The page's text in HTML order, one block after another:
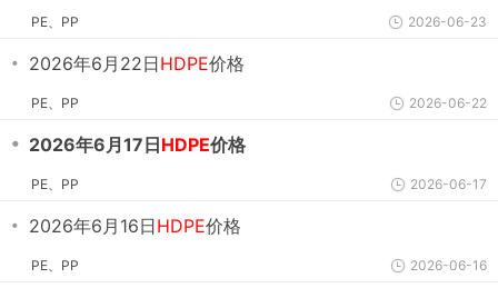
PE、PP 2026-06-23
・ 2026年6月22日HDPE价格
PE、PP 2026-06-22
・ 2026年6月17日HDPE价格
PE、PP 2026-06-17
・ 2026年6月16日HDPE价格
PE、PP 2026-06-16